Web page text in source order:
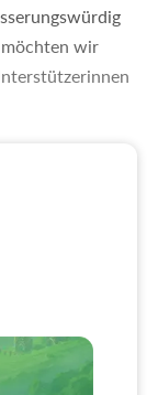
wir
die ihr